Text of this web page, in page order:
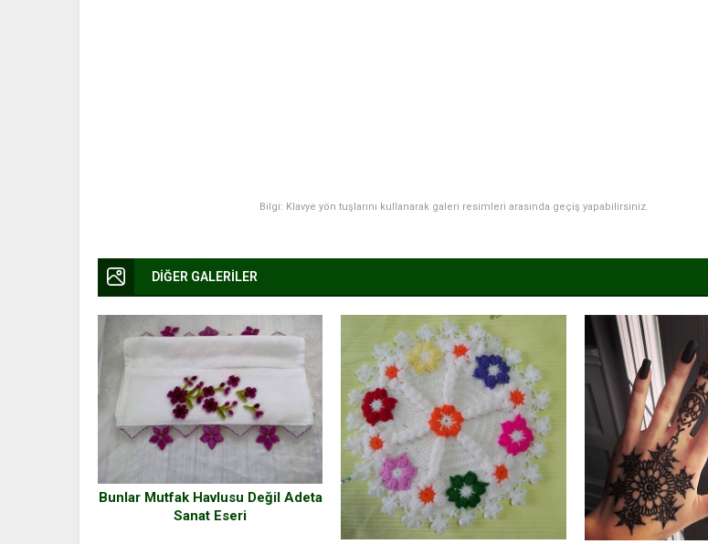
Bilgi: Klavye yön tuşlarını kullanarak galeri resimleri arasında geçiş yapabilirsiniz.
DİĞER GALERİLER
Bunlar Mutfak Havlusu Değil Adeta
Sanat Eseri